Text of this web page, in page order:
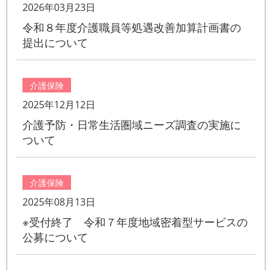
2026年03月23日
令和８年度介護職員等処遇改善加算計画書の
提出について
介護保険
2025年12月12日
介護予防・日常生活圏域ニーズ調査の実施に
ついて
介護保険
2025年08月13日
※受付終了 令和７年度地域密着型サービスの
公募について